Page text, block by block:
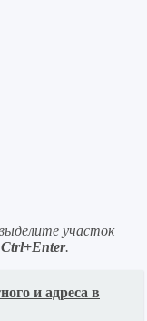
участок
Ctrl+Enter.
и адреса в